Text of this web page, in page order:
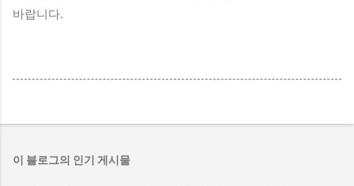
바랍니다.
이 블로그의 인기 게시물